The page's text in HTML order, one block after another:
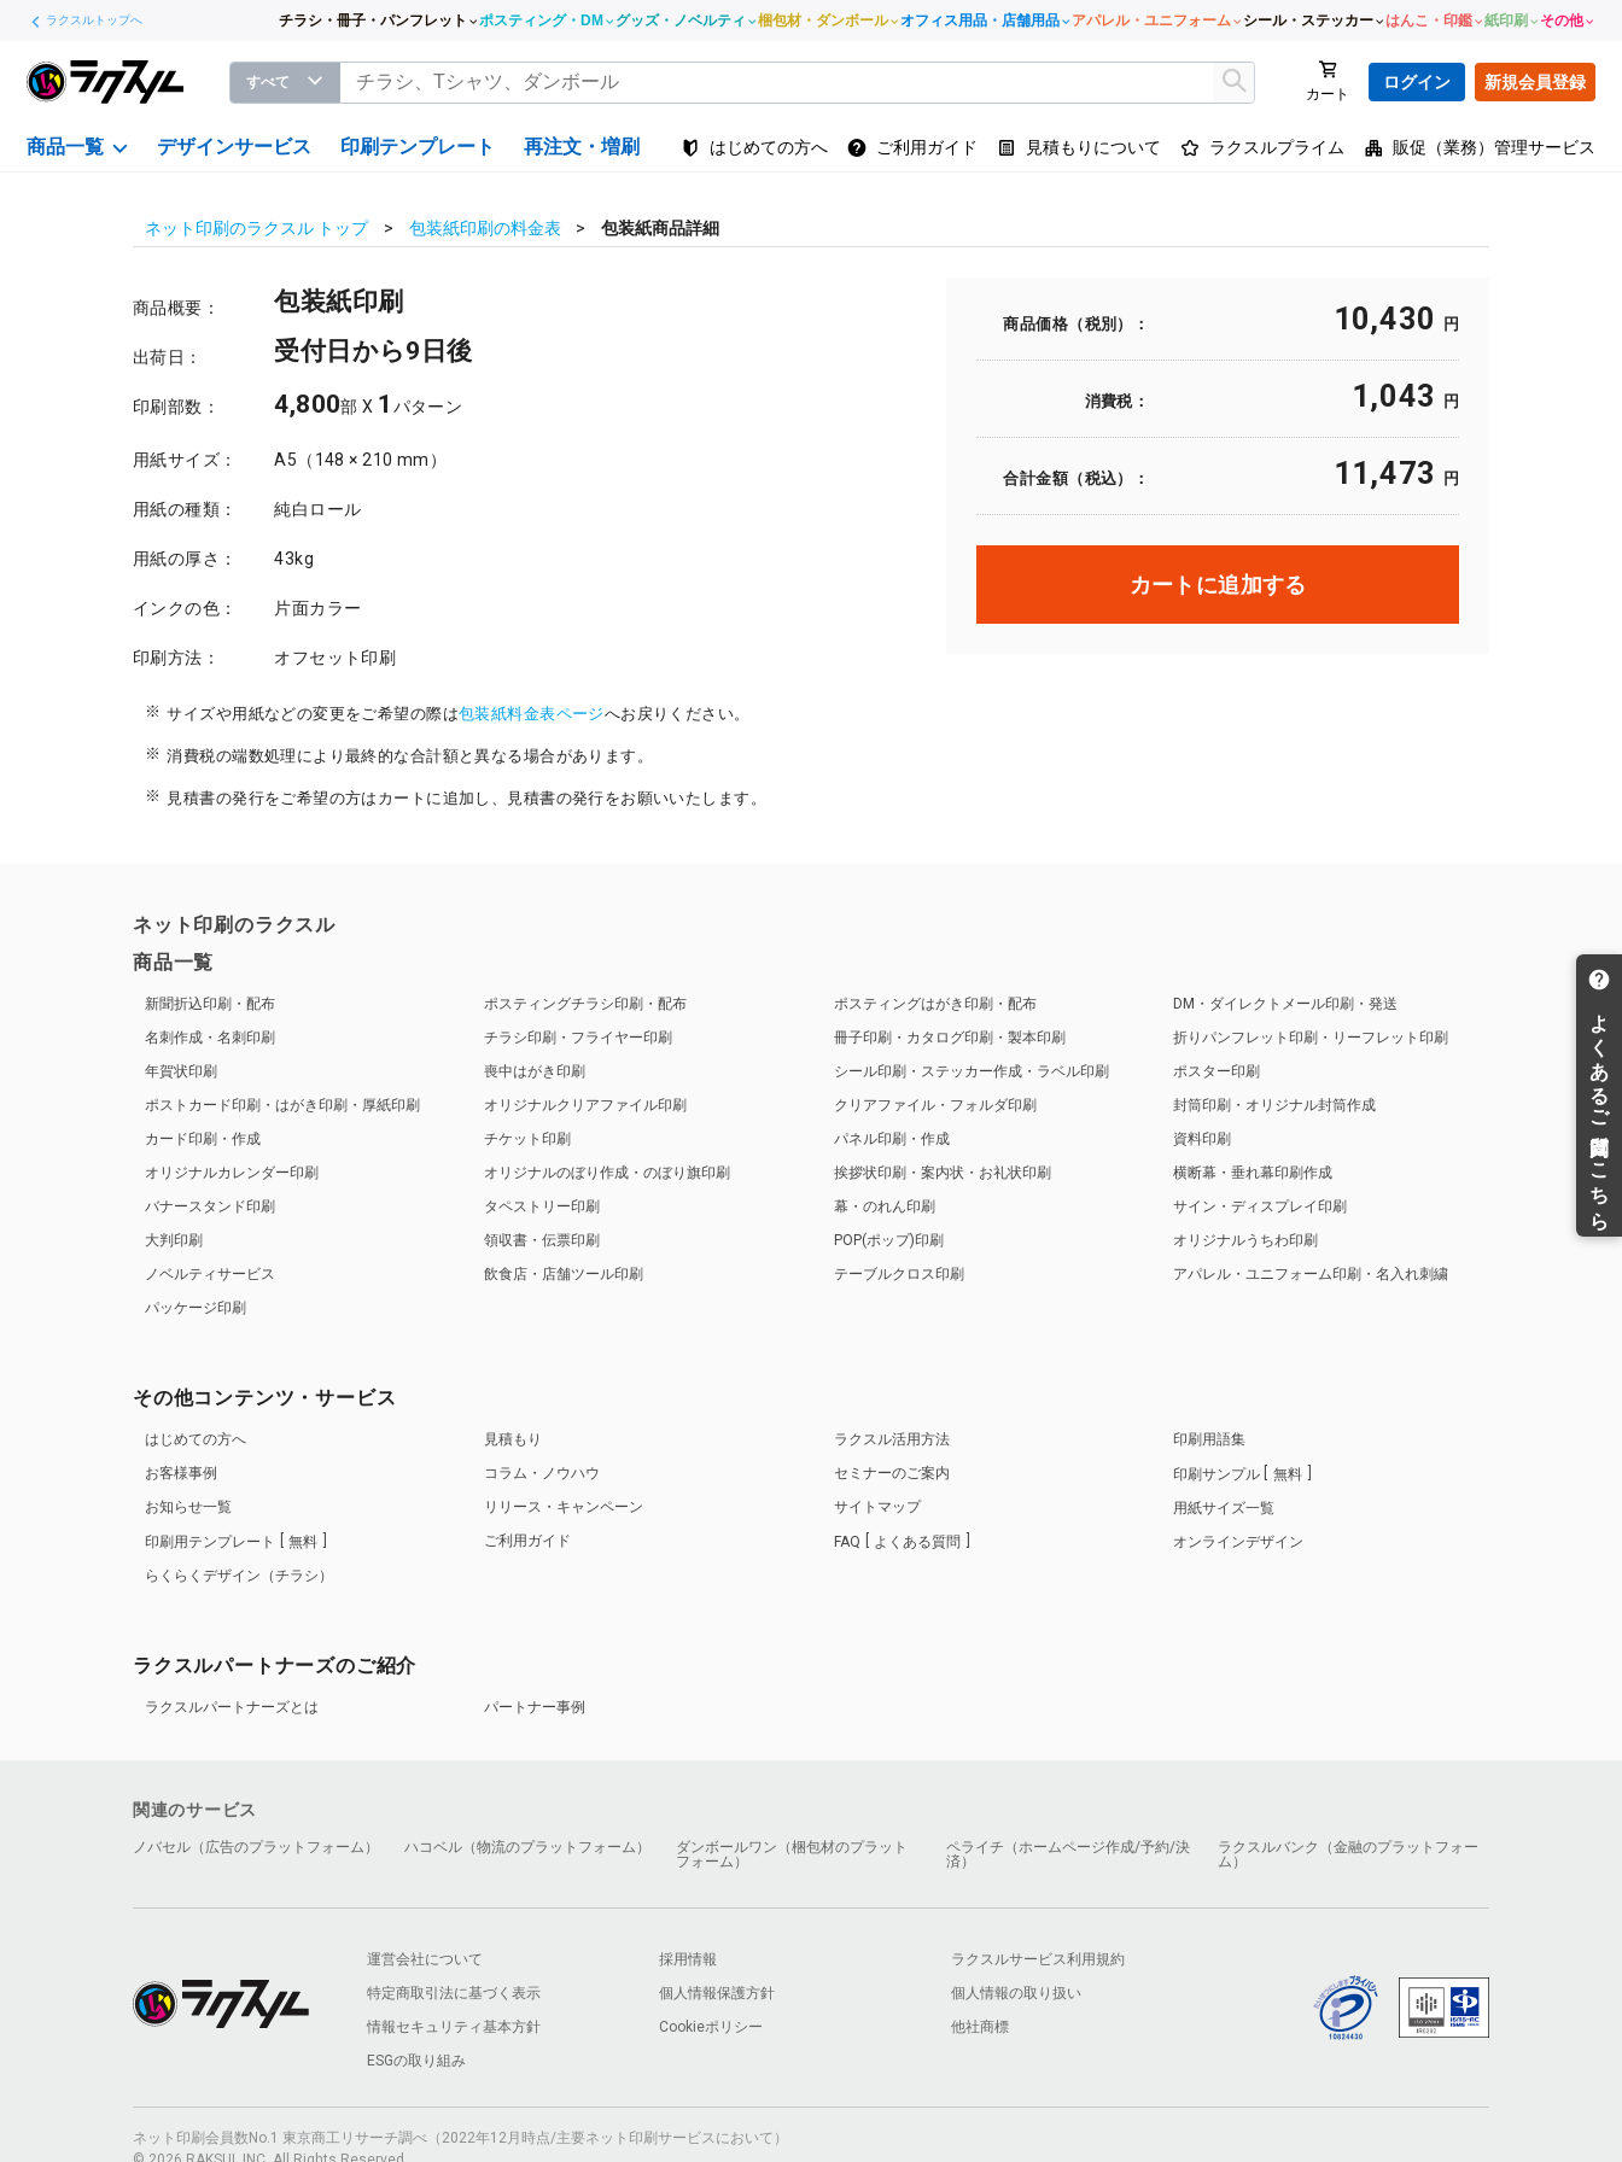
ラクスルトップへ チラシ・冊子・パンフレット ポスティング・DM グッズ・ノベルティ 梱包材・ダンボール オフィス用品・店舗用品 アパレル・ユニフォーム シール・ステッカー はんこ・印鑑 紙印刷 その他
すべて
カート
ログイン 新規会員登録
商品一覧 デザインサービス 印刷テンプレート 再注文・増刷 はじめての方へ ご利用ガイド 見積もりについて ラクスルプライム 販促（業務）管理サービス
ネット印刷のラクスル トップ 包装紙印刷の料金表 包装紙商品詳細
商品概要： 包装紙印刷
出荷日： 受付日から9日後
印刷部数： 4,800部 X 1 パターン
用紙サイズ： A5（148 × 210 mm）
用紙の種類： 純白ロール
用紙の厚さ： 43kg
インクの色： 片面カラー
印刷方法： オフセット印刷
サイズや用紙などの変更をご希望の際は包装紙料金表ページへお戻りください。
消費税の端数処理により最終的な合計額と異なる場合があります。
見積書の発行をご希望の方はカートに追加し、見積書の発行をお願いいたします。
商品価格（税別）： 10,430 円
消費税： 1,043 円
合計金額（税込）： 11,473 円
カートに追加する
ネット印刷のラクスル
商品一覧
新聞折込印刷・配布
名刺作成・名刺印刷
年賀状印刷
ポストカード印刷・はがき印刷・厚紙印刷
カード印刷・作成
オリジナルカレンダー印刷
バナースタンド印刷
大判印刷
ノベルティサービス
パッケージ印刷
ポスティングチラシ印刷・配布
チラシ印刷・フライヤー印刷
喪中はがき印刷
オリジナルクリアファイル印刷
チケット印刷
オリジナルのぼり作成・のぼり旗印刷
タペストリー印刷
領収書・伝票印刷
飲食店・店舗ツール印刷
ポスティングはがき印刷・配布
冊子印刷・カタログ印刷・製本印刷
シール印刷・ステッカー作成・ラベル印刷
クリアファイル・フォルダ印刷
パネル印刷・作成
挨拶状印刷・案内状・お礼状印刷
幕・のれん印刷
POP(ポップ)印刷
テーブルクロス印刷
DM・ダイレクトメール印刷・発送
折りパンフレット印刷・リーフレット印刷
ポスター印刷
封筒印刷・オリジナル封筒作成
資料印刷
横断幕・垂れ幕印刷作成
サイン・ディスプレイ印刷
オリジナルうちわ印刷
アパレル・ユニフォーム印刷・名入れ刺繍
その他コンテンツ・サービス
はじめての方へ
お客様事例
お知らせ一覧
印刷用テンプレート
無料
らくらくデザイン（チラシ）
見積もり
コラム・ノウハウ
リリース・キャンペーン
ご利用ガイド
ラクスル活用方法
セミナーのご案内
サイトマップ
FAQ よくある質問
印刷用語集
印刷サンプル
無料
用紙サイズ一覧
オンラインデザイン
ラクスルパートナーズのご紹介
ラクスルパートナーズとは パートナー事例
関連のサービス
ノバセル（広告のプラットフォーム） ハコベル（物流のプラットフォーム）
ダンボールワン（梱包材のプラット
フォーム）
ペライチ（ホームページ作成/予約/決
済）
ラクスルバンク（金融のプラットフォー
ム）
運営会社について 採用情報
ラクスルサービス利用規約
特定商取引法に基づく表示
個人情報保護方針
個人情報の取り扱い
情報セキュリティ基本方針
Cookieポリシー
他社商標
ESGの取り組み
ネット印刷会員数No.1 東京商工リサーチ調べ（2022年12月時点/主要ネット印刷サービスにおいて）